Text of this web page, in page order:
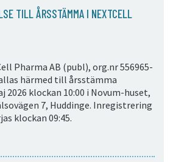
TILL ÅRSSTÄMMA I NEXTCELL
Pharma AB (publ), org.nr 556965-
härmed till årsstämma
2026 klockan 10:00 i Novum-huset,
7, Huddinge. Inregistrering
klockan 09:45.